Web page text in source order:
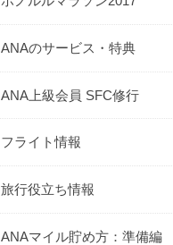
ANAのサービス・特典
ANA上級会員 SFC修行
フライト情報
旅行役立ち情報
ANAマイル貯め方：準備編